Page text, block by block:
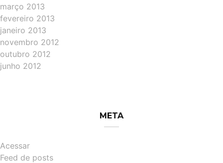
março 2013
fevereiro 2013
janeiro 2013
novembro 2012
outubro 2012
junho 2012
META
Acessar
Feed de posts